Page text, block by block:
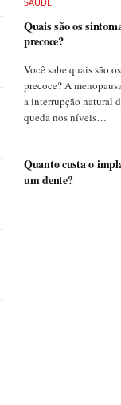
Quais são os
precoce?
Você sabe quais são
precoce? A
a interrupção natural
queda nos níveis…
Quanto custa o
um dente?